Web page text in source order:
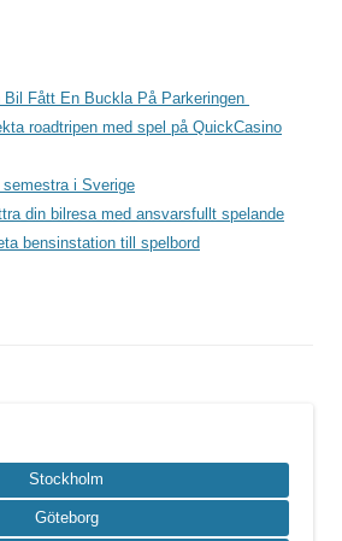
Fått En Buckla På Parkeringen
roadtripen med spel på QuickCasino
i Sverige
din bilresa med ansvarsfullt spelande
bensinstation till spelbord
Stockholm
Göteborg